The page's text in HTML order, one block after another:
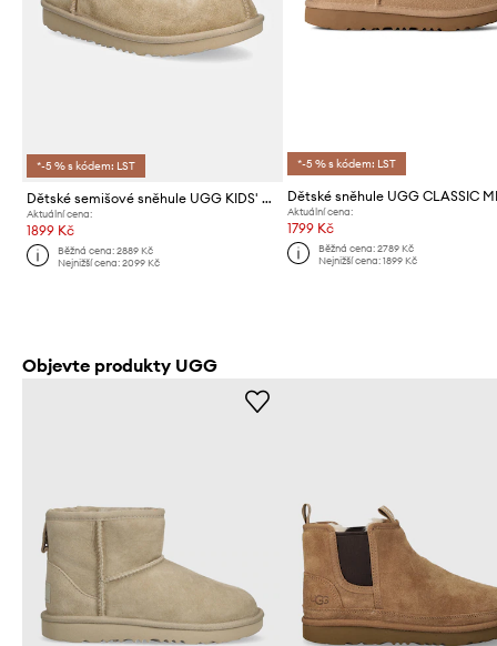
*-5 % s kódem: LST
Dětské semišové sněhule UGG KIDS' CLASSIC ULTRA STRETCH CUFF
Aktuální cena:
1899 Kč
Běžná cena:2889 Kč
Nejnižší cena:2099 Kč
*-5 % s kódem: LST
Dětské sněhule UGG CLASSIC
Aktuální cena:
1799 Kč
Běžná cena: 2789 Kč
Nejnižší cena: 1899 Kč
Objevte produkty UGG